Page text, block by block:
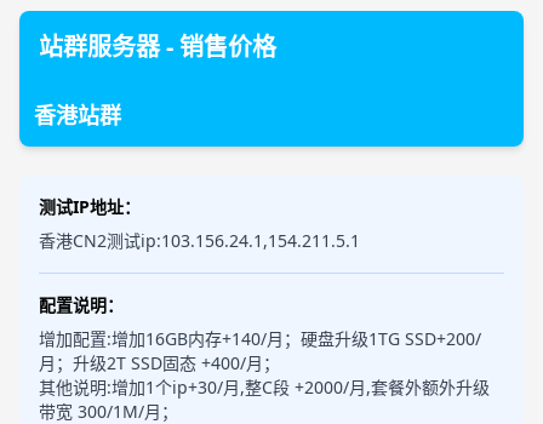
站群服务器 - 销售价格
香港站群
测试IP地址：
香港CN2测试ip:103.156.24.1,154.211.5.1
配置说明：
增加配置:增加16GB内存+140/月；硬盘升级1TG SSD+200/
月；升级2T SSD固态 +400/月；
其他说明:增加1个ip+30/月,整C段 +2000/月,套餐外额外升级
带宽 300/1M/月；